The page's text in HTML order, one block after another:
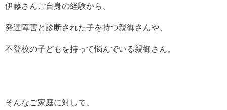
伊藤さんご自身の経験から、
発達障害と診断された子を持つ親御さんや、
不登校の子どもを持って悩んでいる親御さん。
そんなご家庭に対して、